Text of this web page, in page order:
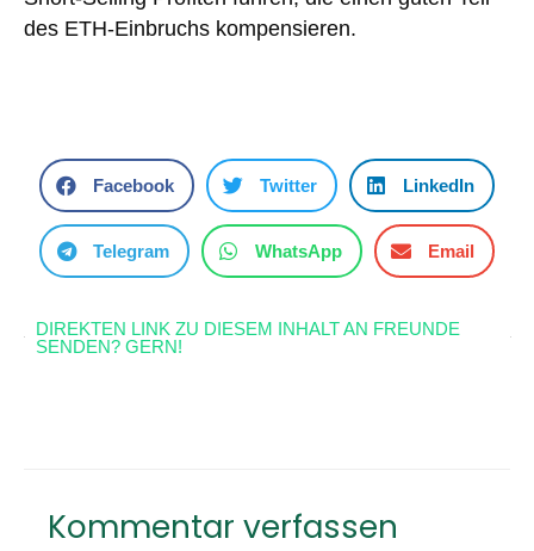
des ETH-Einbruchs kompensieren.
Facebook Twitter LinkedIn
Telegram WhatsApp Email
DIREKTEN LINK ZU DIESEM INHALT AN FREUNDE
SENDEN? GERN!
Kommentar verfassen